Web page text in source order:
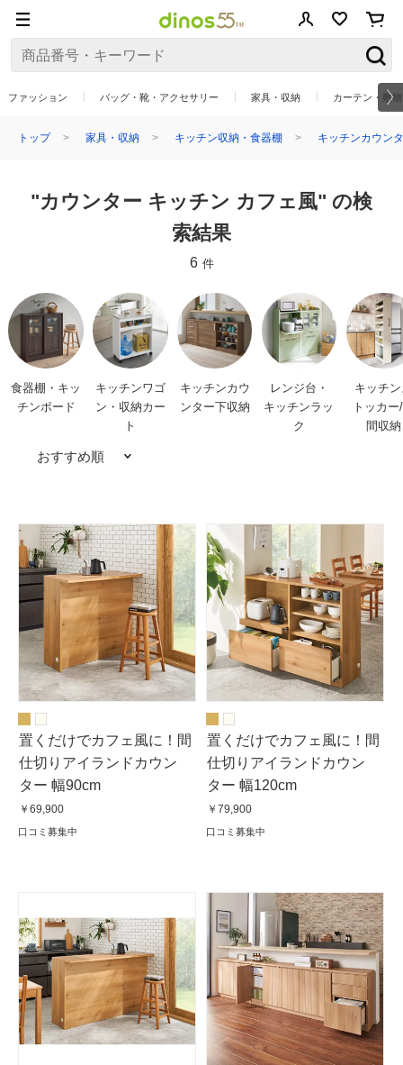
ファッション バッグ・靴・アクセサリー 家具・収納 カーテン・敷
トップ 家具・収納 キッチン収納・食器棚 キッチンカウン
"カウンター キッチン カフェ風" の検
索結果
6 件
食器棚・キッ
チンボード
キッチンワゴ
ン・収納カー
ト
キッチンカウ
ンター下収納
レンジ台・
キッチンラッ
ク
キッチ
トッカー
間収納
おすすめ順
置くだけでカフェ風に！間
仕切りアイランドカウン
ター 幅90cm
￥69,900
口コミ募集中
置くだけでカフェ風に！間
仕切りアイランドカウン
ター 幅120cm
￥79,900
口コミ募集中